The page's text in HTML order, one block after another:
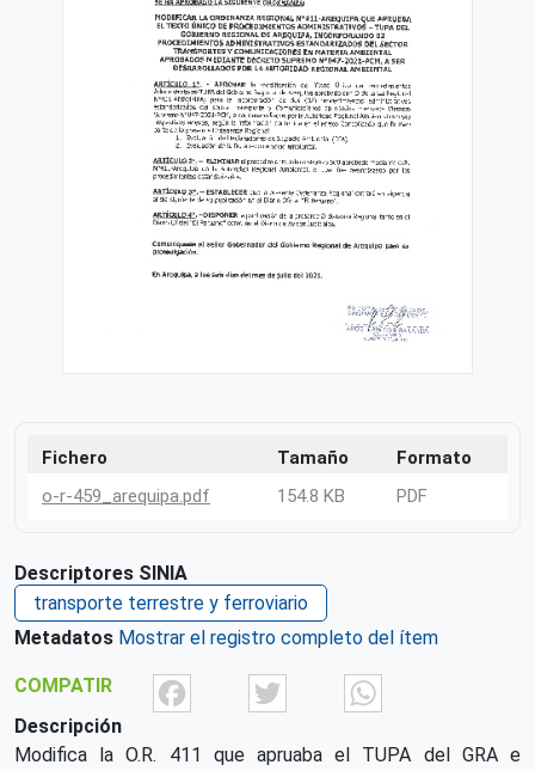
Fichero Tamaño
Formato
o-r-459_arequipa.pdf
154.8 KB PDF
Descriptores SINIA
transporte terrestre y ferroviario
Metadatos Mostrar el registro completo del ítem
COMPATIR FacebookTwitter
Descripción
Modifica la O.R. 411 que apruaba el TUPA del GRA e